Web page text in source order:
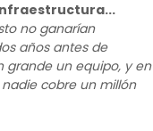
no ganarían
años antes de
grande un equipo, y en
cobre un millón